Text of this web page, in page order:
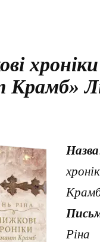
хроніки
Крамб»
Назва
Ріна